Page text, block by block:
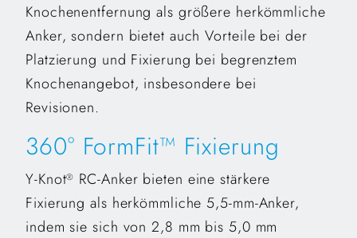
Knochenentfernung als größere herkömmliche
Anker, sondern bietet auch Vorteile bei der
Platzierung und Fixierung bei begrenztem
Knochenangebot, insbesondere bei
Revisionen.
360° FormFit™ Fixierung
Y-Knot® RC-Anker bieten eine stärkere
Fixierung als herkömmliche 5,5-mm-Anker,
indem sie sich von 2,8 mm bis 5,0 mm